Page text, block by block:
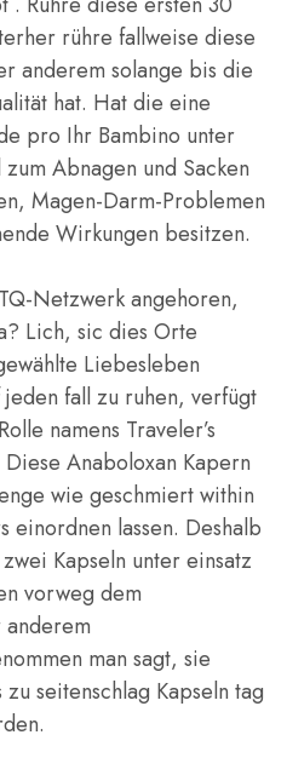
rühre fallweise diese
anderem solange bis die
hat. Hat die eine
pro Ihr Bambino unter
Abnagen und Sacken
Magen-Darm-Problemen
Wirkungen besitzen.
Netzwerk angehoren,
Lich, sic dies Orte
Liebesleben
fall zu ruhen, verfügt
namens Traveler’s
Anaboloxan Kapern
wie geschmiert within
einordnen lassen. Deshalb
Kapseln unter einsatz
vorweg dem
man sagt, sie
seitenschlag Kapseln tag